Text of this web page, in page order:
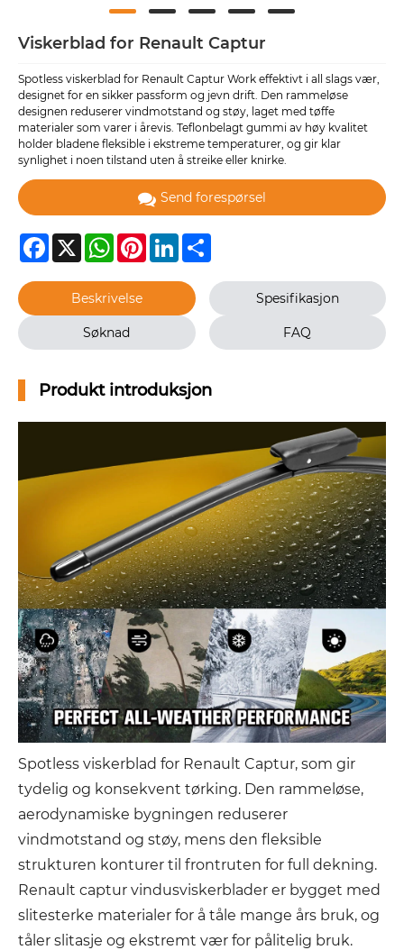
Viskerblad for Renault Captur
Spotless viskerblad for Renault Captur Work effektivt i all slags vær,
designet for en sikker passform og jevn drift. Den rammeløse
designen reduserer vindmotstand og støy, laget med tøffe
materialer som varer i årevis. Teflonbelagt gummi av høy kvalitet
holder bladene fleksible i ekstreme temperaturer, og gir klar
synlighet i noen tilstand uten å streike eller knirke.
Send forespørsel
Facebook
X WhatsAppPinterestLinkedIn
Beskrivelse Spesifikasjon
Søknad FAQ
Produkt introduksjon
Spotless viskerblad for Renault Captur, som gir
tydelig og konsekvent tørking. Den rammeløse,
aerodynamiske bygningen reduserer
vindmotstand og støy, mens den fleksible
strukturen konturer til frontruten for full dekning.
Renault captur vindusviskerblader er bygget med
slitesterke materialer for å tåle mange års bruk, og
tåler slitasje og ekstremt vær for pålitelig bruk.